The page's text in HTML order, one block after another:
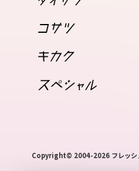
16
sun
17
mon
19
Copyright© 2004-2026 フレッ